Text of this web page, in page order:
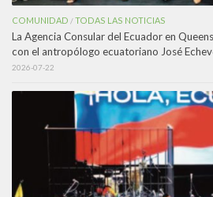
COMUNIDAD /TODAS LAS NOTICIAS
La Agencia Consular del Ecuador en
con el antropólogo ecuatoriano José
2026-07-22